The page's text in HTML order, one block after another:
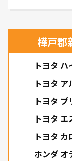
樺戸郡
トヨタ
トヨタ
トヨタ プ
トヨタ エ
トヨタ カ
ホンダ オ